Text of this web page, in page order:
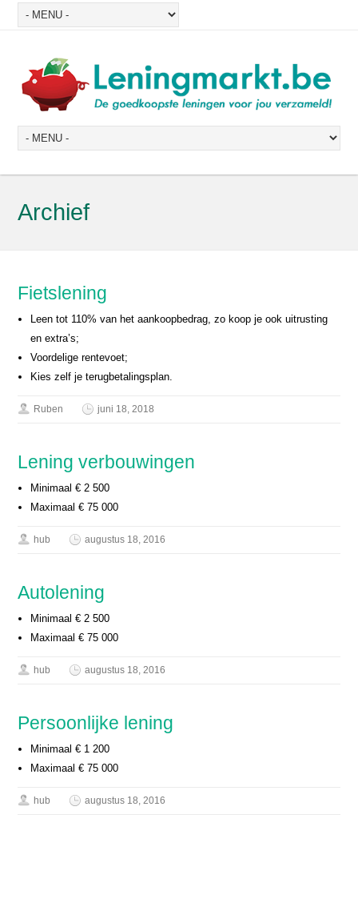
Archief
Fietslening
Leen tot 110% van het aankoopbedrag, zo koop je ook uitrusting
en extra’s;
Voordelige rentevoet;
Kies zelf je terugbetalingsplan.
Ruben juni 18, 2018
Lening verbouwingen
Minimaal € 2 500
Maximaal € 75 000
hub augustus 18, 2016
Autolening
Minimaal € 2 500
Maximaal € 75 000
hub augustus 18, 2016
Persoonlijke lening
Minimaal € 1 200
Maximaal € 75 000
hub augustus 18, 2016